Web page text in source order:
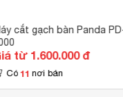
cắt gạch bàn Panda
từ 1.600.000 đ
Có 11 nơi bán